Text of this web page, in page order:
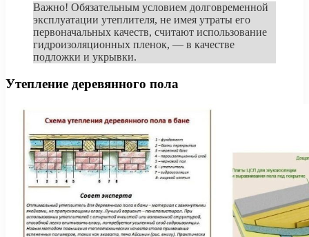
Важно! Обязательным условием долговременной
эксплуатации утеплителя, не имея утраты его
первоначальных качеств, считают использование
гидроизоляционных пленок, — в качестве
подложки и укрывки.
Утепление деревянного пола